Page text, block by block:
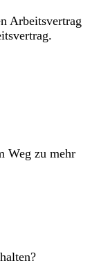
Arbeitsvertrag
Weg zu mehr